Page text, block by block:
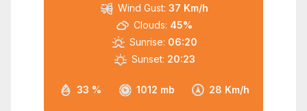
33 % 1012 mb 28 Km/h
Wind Gust: 37 Km/h
Clouds: 45%
Sunrise: 06:20
Sunset: 20:23